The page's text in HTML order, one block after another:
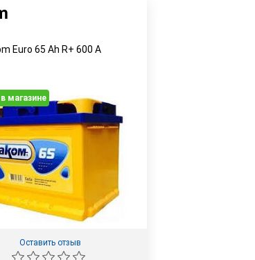
Euro 65 Ah R+ 600 A
магазине
Оставить отзыв